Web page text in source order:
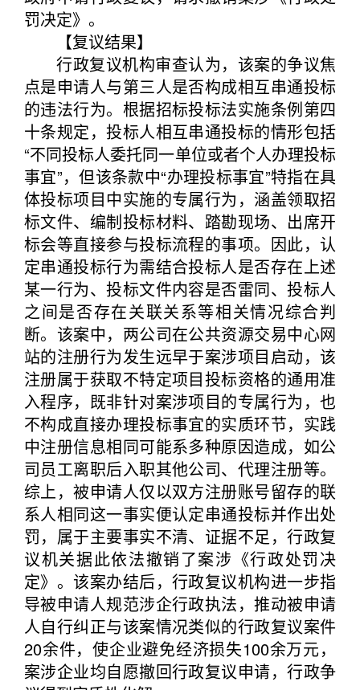
罚决定》。
【复议结果】
行政复议机构审查认为，该案的争议焦
点是申请人与第三人是否构成相互串通投标
的违法行为。根据招标投标法实施条例第四
十条规定，投标人相互串通投标的情形包括
“不同投标人委托同一单位或者个人办理投标
事宜”，但该条款中“办理投标事宜”特指在具
体投标项目中实施的专属行为，涵盖领取招
标文件、编制投标材料、踏勘现场、出席开
标会等直接参与投标流程的事项。因此，认
定串通投标行为需结合投标人是否存在上述
某一行为、投标文件内容是否雷同、投标人
之间是否存在关联关系等相关情况综合判
断。该案中，两公司在公共资源交易中心网
站的注册行为发生远早于案涉项目启动，该
注册属于获取不特定项目投标资格的通用准
入程序，既非针对案涉项目的专属行为，也
不构成直接办理投标事宜的实质环节，实践
中注册信息相同可能系多种原因造成，如公
司员工离职后入职其他公司、代理注册等。
综上，被申请人仅以双方注册账号留存的联
系人相同这一事实便认定串通投标并作出处
罚，属于主要事实不清、证据不足，行政复
议机关据此依法撤销了案涉《行政处罚决
定》。该案办结后，行政复议机构进一步指
导被申请人规范涉企行政执法，推动被申请
人自行纠正与该案情况类似的行政复议案件
20余件，使企业避免经济损失100余万元，
案涉企业均自愿撤回行政复议申请，行政争